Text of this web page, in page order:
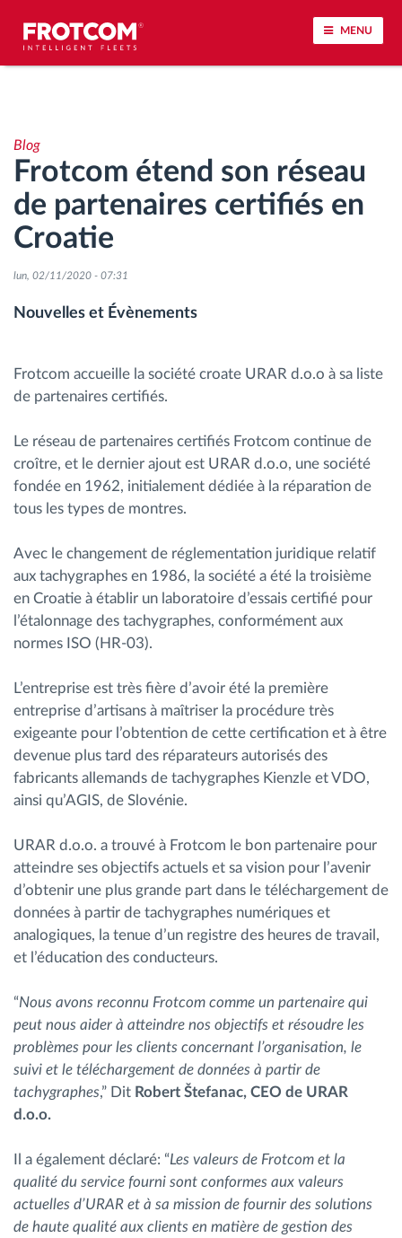
MENU
Analyse du comportement de conduite
Contrôle des temps de conduite
Gestion de la main-d’œuvre
Téléchargement du tachygraphe à distance
Contrôle d'accès
Planification et suivi d'itinéraire
Identification automatique du conducteur
Découvrez toutes les caractéristiques
d'activité de flotte
Calculatrice d’économies
Blog
Frotcom étend son réseau
de partenaires certifiés en
Croatie
lun, 02/11/2020 - 07:31
Nouvelles et Évènements
Frotcom accueille la société croate URAR d.o.o à sa liste
de partenaires certifiés.
Le réseau de partenaires certifiés Frotcom continue de
croître, et le dernier ajout est URAR d.o.o, une société
fondée en 1962, initialement dédiée à la réparation de
tous les types de montres.
Avec le changement de réglementation juridique relatif
aux tachygraphes en 1986, la société a été la troisième
en Croatie à établir un laboratoire d’essais certifié pour
l’étalonnage des tachygraphes, conformément aux
normes ISO (HR-03).
L’entreprise est très fière d’avoir été la première
entreprise d’artisans à maîtriser la procédure très
exigeante pour l’obtention de cette certification et à être
devenue plus tard des réparateurs autorisés des
fabricants allemands de tachygraphes Kienzle et VDO,
ainsi qu’AGIS, de Slovénie.
URAR d.o.o. a trouvé à Frotcom le bon partenaire pour
atteindre ses objectifs actuels et sa vision pour l’avenir
d’obtenir une plus grande part dans le téléchargement de
données à partir de tachygraphes numériques et
analogiques, la tenue d’un registre des heures de travail,
et l’éducation des conducteurs.
“Nous avons reconnu Frotcom comme un partenaire qui
peut nous aider à atteindre nos objectifs et résoudre les
problèmes pour les clients concernant l’organisation, le
suivi et le téléchargement de données à partir de
tachygraphes,” Dit Robert Štefanac, CEO de URAR
d.o.o.
Il a également déclaré: “Les valeurs de Frotcom et la
qualité du service fourni sont conformes aux valeurs
actuelles d’URAR et à sa mission de fournir des solutions
de haute qualité aux clients en matière de gestion des